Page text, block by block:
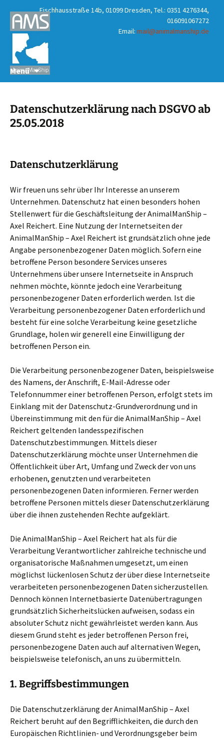
Fischhausstraße 14b, 01099 Dresden, Tel.: 0351 4276344,
016091067272
Email: mail@animalmanship.de
Menü
Zum
Inhalt
Datenschutzerklärung nach DSGVO ab
25.05.2018
Datenschutzerklärung
Wir freuen uns sehr über Ihr Interesse an unserem
Unternehmen. Datenschutz hat einen besonders hohen
Stellenwert für die Geschäftsleitung der AnimalManShip –
Axel Reichert. Eine Nutzung der Internetseiten der
AnimalManShip – Axel Reichert ist grundsätzlich ohne jede
Angabe personenbezogener Daten möglich. Sofern eine
betroffene Person besondere Services unseres
Unternehmens über unsere Internetseite in Anspruch
nehmen möchte, könnte jedoch eine Verarbeitung
personenbezogener Daten erforderlich werden. Ist die
Verarbeitung personenbezogener Daten erforderlich und
besteht für eine solche Verarbeitung keine gesetzliche
Grundlage, holen wir generell eine Einwilligung der
betroffenen Person ein.
Die Verarbeitung personenbezogener Daten, beispielsweise
des Namens, der Anschrift, E-Mail-Adresse oder
Telefonnummer einer betroffenen Person, erfolgt stets im
Einklang mit der Datenschutz-Grundverordnung und in
Übereinstimmung mit den für die AnimalManShip – Axel
Reichert geltenden landesspezifischen
Datenschutzbestimmungen. Mittels dieser
Datenschutzerklärung möchte unser Unternehmen die
Öffentlichkeit über Art, Umfang und Zweck der von uns
erhobenen, genutzten und verarbeiteten
personenbezogenen Daten informieren. Ferner werden
betroffene Personen mittels dieser Datenschutzerklärung
über die ihnen zustehenden Rechte aufgeklärt.
Die AnimalManShip – Axel Reichert hat als für die
Verarbeitung Verantwortlicher zahlreiche technische und
organisatorische Maßnahmen umgesetzt, um einen
möglichst lückenlosen Schutz der über diese Internetseite
verarbeiteten personenbezogenen Daten sicherzustellen.
Dennoch können Internetbasierte Datenübertragungen
grundsätzlich Sicherheitslücken aufweisen, sodass ein
absoluter Schutz nicht gewährleistet werden kann. Aus
diesem Grund steht es jeder betroffenen Person frei,
personenbezogene Daten auch auf alternativen Wegen,
beispielsweise telefonisch, an uns zu übermitteln.
1. Begriffsbestimmungen
Die Datenschutzerklärung der AnimalManShip – Axel
Reichert beruht auf den Begrifflichkeiten, die durch den
Europäischen Richtlinien- und Verordnungsgeber beim